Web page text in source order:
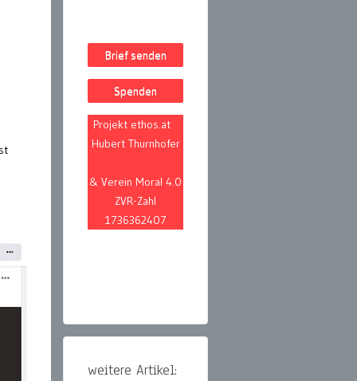
Brief senden
Spenden
Projekt ethos.at
Hubert Thurnhofer
& Verein Moral 4.0
ZVR-Zahl
1736362407
weitere Artikel: